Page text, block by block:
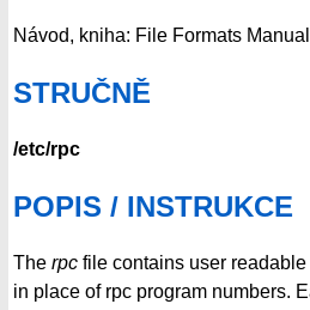
Návod, kniha: File Formats Manual
STRUČNĚ
/etc/rpc
POPIS / INSTRUKCE
The rpc file contains user
in place of rpc program numbers.